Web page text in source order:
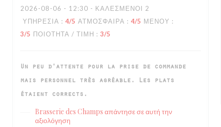
2026-08-06 - 12:30 - ΚΑΛΕΣΜΈΝΟΙ 2
ΥΠΗΡΕΣΊΑ : 4/5 ΑΤΜΌΣΦΑΙΡΑ : 4/5 ΜΕΝΟΎ :
3/5 ΠΟΙΌΤΗΤΑ / ΤΙΜΉ : 3/5
Un peu d'attente pour la prise de commande
mais personnel très agréable. Les plats
étaient corrects.
Brasserie des Champs απάντησε σε αυτή την
αξιολόγηση